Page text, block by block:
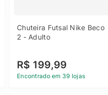
Chuteira Futsal Nike Beco
2 - Adulto
R$ 199,99
Encontrado em 39 lojas